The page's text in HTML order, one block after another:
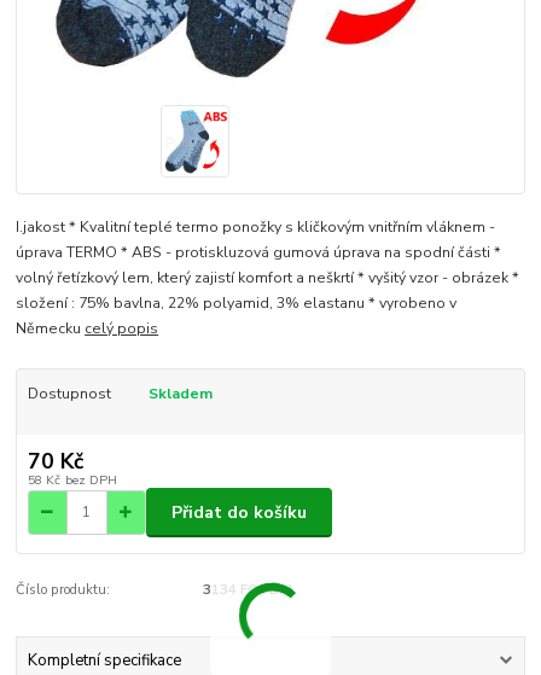
I.jakost * Kvalitní teplé termo ponožky s kličkovým vnitřním vláknem -
úprava TERMO * ABS - protiskluzová gumová úprava na spodní části *
volný řetízkový lem, který zajistí komfort a neškrtí * vyšitý vzor - obrázek *
složení : 75% bavlna, 22% polyamid, 3% elastanu * vyrobeno v
Německu celý popis
Dostupnost Skladem
70 Kč
58 Kč bez DPH
Přidat do košíku
Číslo produktu: 3134 FOTBAL
Kompletní specifikace